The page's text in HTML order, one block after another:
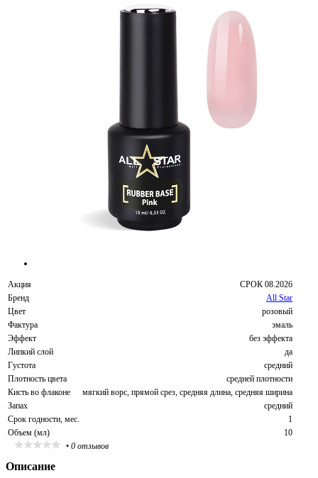
Акция
СРОК 08.2026
Бренд
All Star
Цвет
розовый
Фактура
эмаль
Эффект
без эффекта
Липкий слой
да
Густота
средний
Плотность цвета
средней плотности
Кисть во флаконе
мягкий ворс, прямой срез, средняя длина, средняя ширина
Запах
средний
Срок годности, мес.
1
Объем (мл)
10
• 0 отзывов
Описание